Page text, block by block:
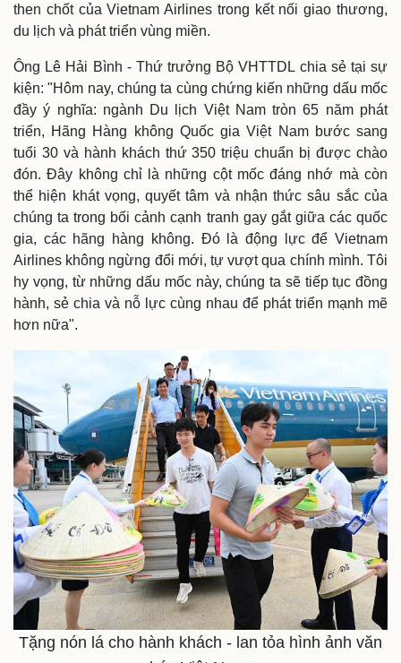
Kinh tế
Thị trường
then chốt của Vietnam Airlines trong kết nối giao thương,
du lịch và phát triển vùng miền.
Ông Lê Hải Bình - Thứ trưởng Bộ VHTTDL chia sẻ tại sự
kiện: "Hôm nay, chúng ta cùng chứng kiến những dấu mốc
đầy ý nghĩa: ngành Du lịch Việt Nam tròn 65 năm phát
triển, Hãng Hàng không Quốc gia Việt Nam bước sang
tuổi 30 và hành khách thứ 350 triệu chuẩn bị được chào
đón. Đây không chỉ là những cột mốc đáng nhớ mà còn
thể hiện khát vọng, quyết tâm và nhận thức sâu sắc của
chúng ta trong bối cảnh cạnh tranh gay gắt giữa các quốc
gia, các hãng hàng không. Đó là động lực để Vietnam
Airlines không ngừng đổi mới, tự vượt qua chính mình. Tôi
hy vọng, từ những dấu mốc này, chúng ta sẽ tiếp tục đồng
hành, sẻ chia và nỗ lực cùng nhau để phát triển mạnh mẽ
hơn nữa".
Tặng nón lá cho hành khách - lan tỏa hình ảnh văn